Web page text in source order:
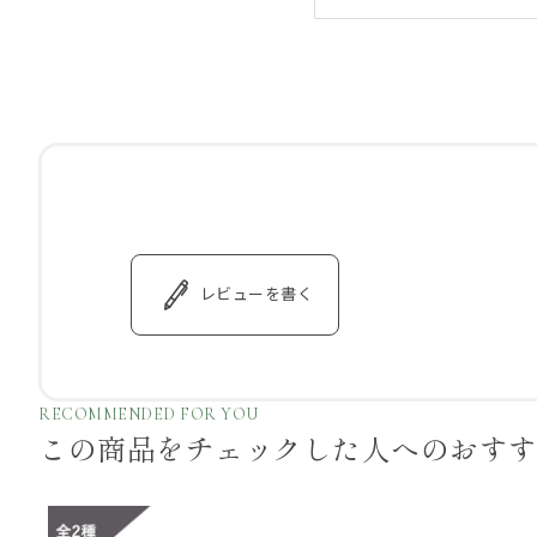
レビューを書く
RECOMMENDED FOR YOU
この商品をチェックした 人へのおす